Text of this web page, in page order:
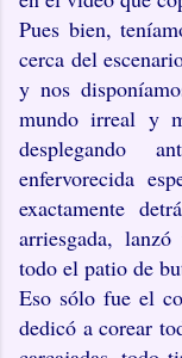
Pues bien,
cerca del
y nos
mundo irreal y
desplegando
enfervorecida
exactamente
arriesgada,
todo el patio de
Eso sólo fue el
dedicó a corear